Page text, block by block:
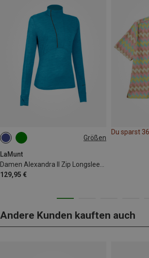
Größen
LaMunt
129,95 €
XS S
XXL
Du sparst
Andere Kunden kauften auch